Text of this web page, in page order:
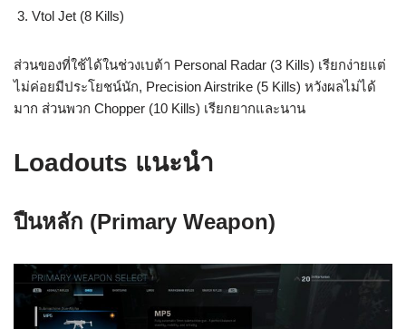
Vtol Jet (8 Kills)
ส่วนของที่ใช้ได้ในช่วงเบต้า Personal Radar (3 Kills) เรียกง่ายแต่
ไม่ค่อยมีประโยชน์นัก, Precision Airstrike (5 Kills) หวังผลไม่ได้
มาก ส่วนพวก Chopper (10 Kills) เรียกยากและนาน
Loadouts แนะนำ
ปืนหลัก (Primary Weapon)